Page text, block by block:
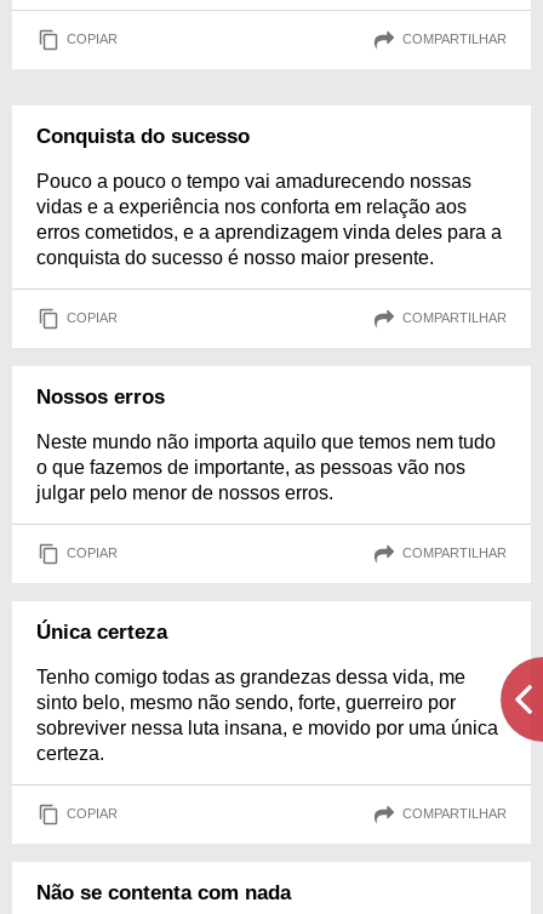
COPIAR COMPARTILHAR
Conquista do sucesso
Pouco a pouco o tempo vai amadurecendo nossas
vidas e a experiência nos conforta em relação aos
erros cometidos, e a aprendizagem vinda deles para a
conquista do sucesso é nosso maior presente.
COPIAR COMPARTILHAR
Nossos erros
Neste mundo não importa aquilo que temos nem tudo
o que fazemos de importante, as pessoas vão nos
julgar pelo menor de nossos erros.
COPIAR COMPARTILHAR
Única certeza
Tenho comigo todas as grandezas dessa vida, me
sinto belo, mesmo não sendo, forte, guerreiro por
sobreviver nessa luta insana, e movido por uma única
certeza.
COPIAR COMPARTILHAR
Não se contenta com nada